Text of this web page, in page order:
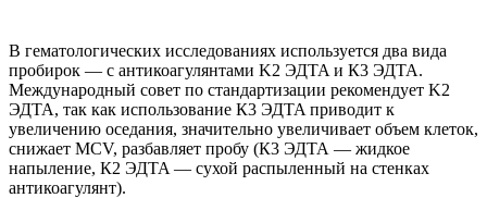
В гематологических исследованиях используется два вида
пробирок — с антикоагулянтами K2 ЭДTA и К3 ЭДTA.
Международный совет по стандартизации рекомендует K2
ЭДTA, так как использование К3 ЭДTA приводит к
увеличению оседания, значительно увеличивает объем клеток,
снижает MCV, разбавляет пробу (К3 ЭДTA — жидкое
напыление, К2 ЭДTA — сухой распыленный на стенках
антикоагулянт).